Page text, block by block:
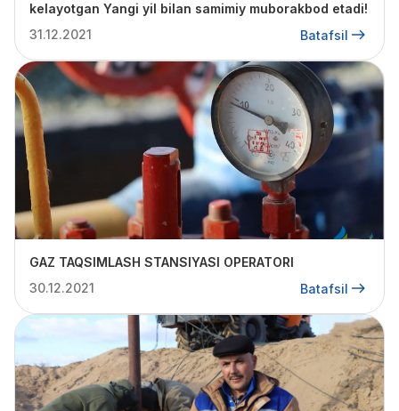
kelayotgan Yangi yil bilan samimiy muborakbod etadi!
31.12.2021
Batafsil
GAZ TAQSIMLASH STANSIYASI OPERATORI
30.12.2021
Batafsil